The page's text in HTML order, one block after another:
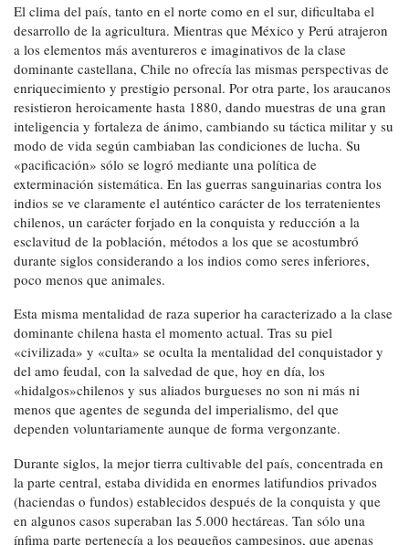
El clima del país, tanto en el norte como en el sur, dificultaba el
desarrollo de la agricultura. Mientras que México y Perú atrajeron
a los elementos más aventureros e imaginativos de la clase
dominante castellana, Chile no ofrecía las mismas perspectivas de
enriquecimiento y prestigio personal. Por otra parte, los araucanos
resistieron heroicamente hasta 1880, dando muestras de una gran
inteligencia y fortaleza de ánimo, cambiando su táctica militar y su
modo de vida según cambiaban las condiciones de lucha. Su
«pacificación» sólo se logró mediante una política de
exterminación sistemática. En las guerras sanguinarias contra los
indios se ve claramente el auténtico carácter de los terratenientes
chilenos, un carácter forjado en la conquista y reducción a la
esclavitud de la población, métodos a los que se acostumbró
durante siglos considerando a los indios como seres inferiores,
poco menos que animales.
Esta misma mentalidad de raza superior ha caracterizado a la clase
dominante chilena hasta el momento actual. Tras su piel
«civilizada» y «culta» se oculta la mentalidad del conquistador y
del amo feudal, con la salvedad de que, hoy en día, los
«hidalgos»chilenos y sus aliados burgueses no son ni más ni
menos que agentes de segunda del imperialismo, del que
dependen voluntariamente aunque de forma vergonzante.
Durante siglos, la mejor tierra cultivable del país, concentrada en
la parte central, estaba dividida en enormes latifundios privados
(haciendas o fundos) establecidos después de la conquista y que
en algunos casos superaban las 5.000 hectáreas. Tan sólo una
ínfima parte pertenecía a los pequeños campesinos, que apenas